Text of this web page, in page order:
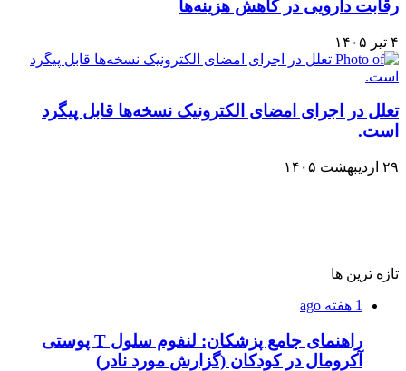
رقابت دارویی در کاهش هزینه‌ها
۴ تیر ۱۴۰۵
تعلل در اجرای امضای الکترونیک نسخه‌ها قابل پیگرد
است.
۲۹ اردیبهشت ۱۴۰۵
تازه ترین ها
1 هفته ago
راهنمای جامع پزشکان: لنفوم سلول T پوستی
آکرومال در کودکان (گزارش مورد نادر)